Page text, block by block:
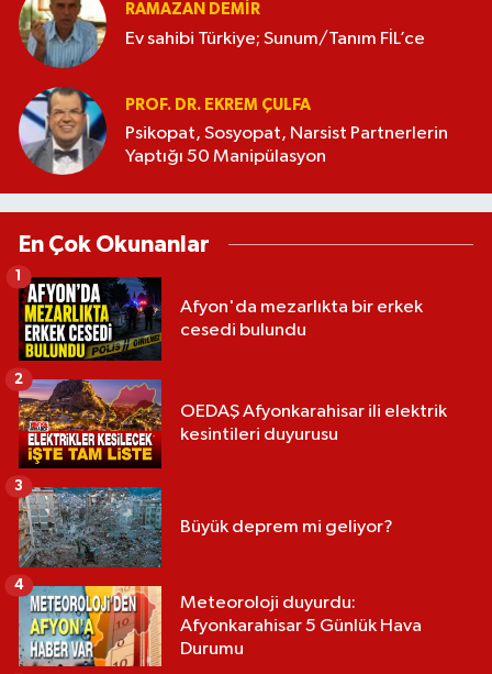
RAMAZAN DEMİR
Ev sahibi Türkiye; Sunum/Tanım FİL’ce
PROF. DR. EKREM ÇULFA
Psikopat, Sosyopat, Narsist Partnerlerin
Yaptığı 50 Manipülasyon
En Çok Okunanlar
Afyon'da mezarlıkta bir erkek
cesedi bulundu
1
OEDAŞ Afyonkarahisar ili elektrik
kesintileri duyurusu
2
Büyük deprem mi geliyor?
3
Meteoroloji duyurdu:
Afyonkarahisar 5 Günlük Hava
Durumu
4